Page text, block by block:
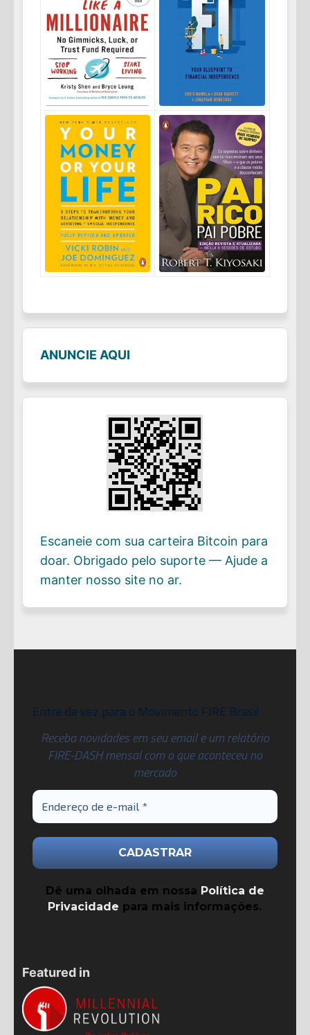
ANUNCIE AQUI
Escaneie com sua carteira Bitcoin para
doar. Obrigado pelo suporte — Ajude a
manter nosso site no ar.
Entre de vez para o Movimento FIRE Brasil
Receba novidades em seu email e um relatório
FIRE-DASH mensal com o que aconteceu no
mercado
Dê uma olhada em nossa Política de
Privacidade para mais informações.
Featured in